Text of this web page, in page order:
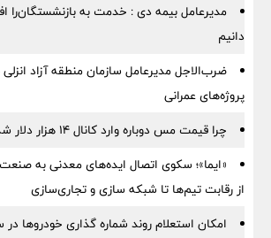
مدیرعامل بیمه دی : خدمت به بازنشستگان‌را
دانیم
ضرب‌الاجل مدیرعامل سازمان منطقه آزاد
پروژه‌های عمرانی
چرا قیمت مس دوباره وارد کانال ۱۴ هزار دلار شد
«ایما»؛ سکوی اتصال ایده‌های معدنی به
از رقابت تیم‌ها تا شبکه سازی و تجاری‌سازی
امکان استعلام روند شماره گذاری خودروها در